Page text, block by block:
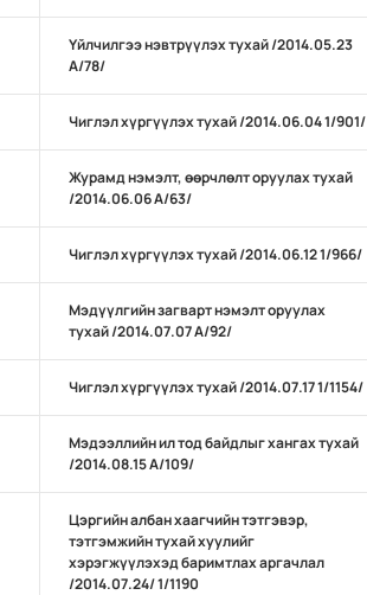
Үйлчилгээ нэвтрүүлэх тухай /2014.05.23
А/78/
Чиглэл хүргүүлэх тухай /2014.06.04 1/901/
Журамд нэмэлт, өөрчлөлт оруулах тухай
/2014.06.06 А/63/
Чиглэл хүргүүлэх тухай /2014.06.12 1/966/
Мэдүүлгийн загварт нэмэлт оруулах
тухай /2014.07.07 А/92/
Чиглэл хүргүүлэх тухай /2014.07.17 1/1154/
Мэдээллийн ил тод байдлыг хангах тухай
/2014.08.15 А/109/
Цэргийн албан хаагчийн тэтгэвэр,
тэтгэмжийн тухай хуулийг
хэрэгжүүлэхэд баримтлах аргачлал
/2014.07.24/ 1/1190